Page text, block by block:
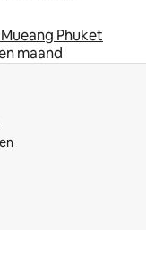
Phuket
maand